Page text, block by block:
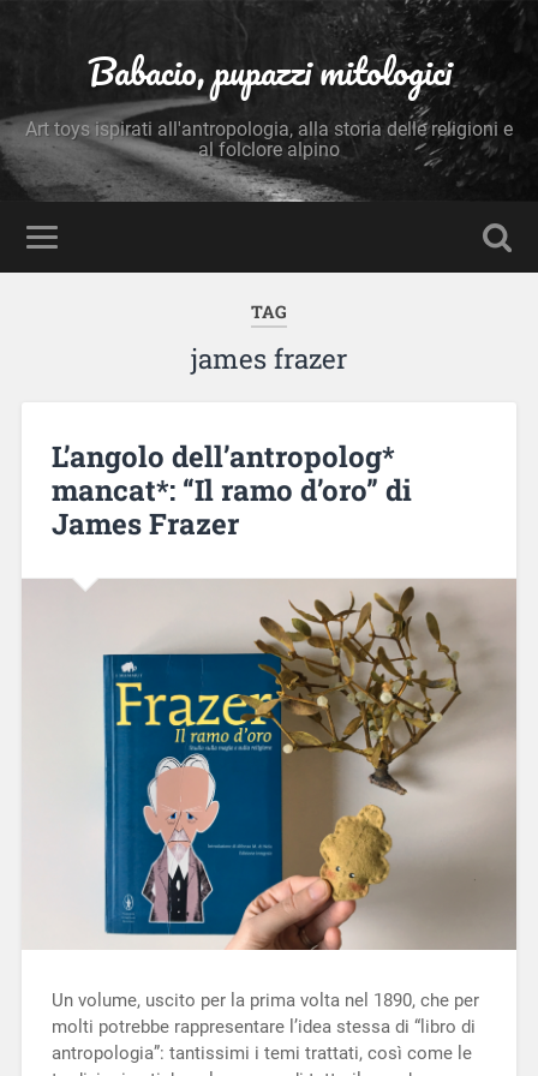
Babacio, pupazzi mitologici
Art toys ispirati all'antropologia, alla storia delle religioni e
al folclore alpino
TAG
james frazer
L’angolo dell’antropolog*
mancat*: “Il ramo d’oro” di
James Frazer
Un volume, uscito per la prima volta nel 1890, che per
molti potrebbe rappresentare l’idea stessa di “libro di
antropologia”: tantissimi i temi trattati, così come le